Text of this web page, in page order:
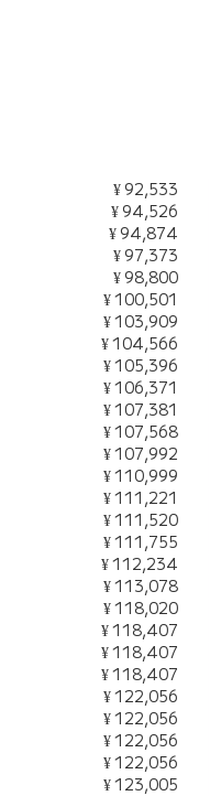
¥ 92,533
¥ 94,526
¥ 94,874
¥ 97,373
¥ 98,800
¥ 100,501
¥ 103,909
¥ 104,566
¥ 105,396
¥ 106,371
¥ 107,381
¥ 107,568
¥ 107,992
¥ 110,999
¥ 111,221
¥ 111,520
¥ 111,755
¥ 112,234
¥ 113,078
¥ 118,020
¥ 118,407
¥ 118,407
¥ 118,407
¥ 122,056
¥ 122,056
¥ 122,056
¥ 122,056
¥ 123,005